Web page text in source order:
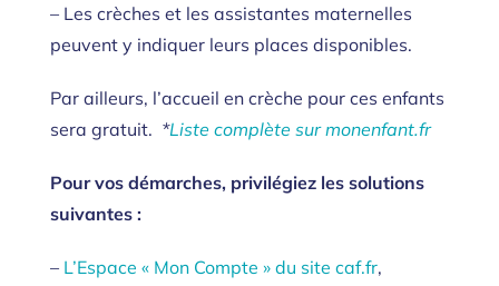
– Les crèches et les assistantes maternelles
peuvent y indiquer leurs places disponibles.
Par ailleurs, l’accueil en crèche pour ces enfants
sera gratuit. *Liste complète sur monenfant.fr
Pour vos démarches, privilégiez les solutions
suivantes :
– L’Espace « Mon Compte » du site caf.fr,